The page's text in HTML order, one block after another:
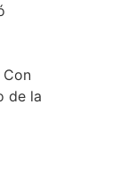
de la